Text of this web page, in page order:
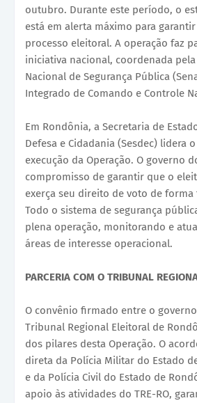
outubro. Durante este período, o
está em alerta máximo para
processo eleitoral. A operação faz
iniciativa nacional, coordenada pela
Nacional de Segurança Pública
Integrado de Comando e Controle
Em Rondônia, a Secretaria de
Defesa e Cidadania (Sesdec) lidera
execução da Operação. O governo
compromisso de garantir que o
exerça seu direito de voto de forma
Todo o sistema de segurança
plena operação, monitorando e
áreas de interesse operacional.
PARCERIA COM O TRIBUNAL
O convênio firmado entre o
Tribunal Regional Eleitoral de
dos pilares desta Operação. O
direta da Polícia Militar do Estado
e da Polícia Civil do Estado de
apoio às atividades do TRE-RO,